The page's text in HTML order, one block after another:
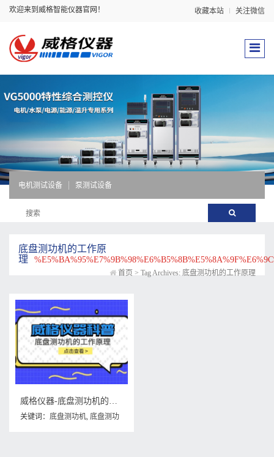
欢迎来到威格智能仪器官网！ 收藏本站 关注微信
电机测试设备 泵测试设备
底盘测功机的工作原
理
首页 > Tag Archives: 底盘测功机的工作原理
威格仪器-底盘测功机的工作原理
关键词： 底盘测功机, 底盘测功